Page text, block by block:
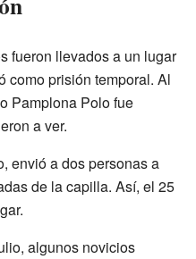
fueron llevados a un lugar
como prisión temporal. Al
Pamplona Polo fue
a ver.
envió a dos personas a
de la capilla. Así, el 25
algunos novicios